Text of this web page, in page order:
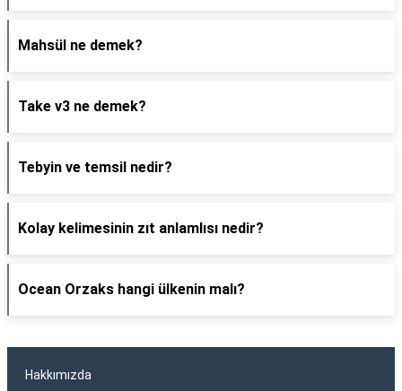
Mahsül ne demek?
Take v3 ne demek?
Tebyin ve temsil nedir?
Kolay kelimesinin zıt anlamlısı nedir?
Ocean Orzaks hangi ülkenin malı?
Hakkımızda